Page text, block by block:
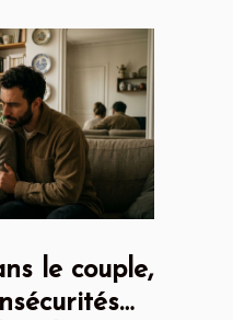
le couple,